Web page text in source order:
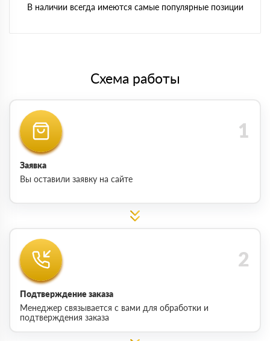
В наличии всегда имеются самые популярные позиции
Схема работы
Заявка
Вы оставили заявку на сайте
Подтверждение заказа
Менеджер связывается с вами для обработки и
подтверждения заказа